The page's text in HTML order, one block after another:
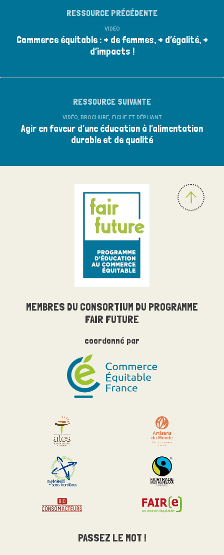
RESSOURCE PRÉCÉDENTE
VIDÉO
Commerce équitable : + de femmes, + d’égalité, +
d’impacts !
RESSOURCE SUIVANTE
VIDÉO, BROCHURE, FICHE ET DÉPLIANT
Agir en faveur d’une éducation à l’alimentation
durable et de qualité
MEMBRES DU CONSORTIUM DU PROGRAMME
FAIR FUTURE
coordonné par
PASSEZ LE MOT !